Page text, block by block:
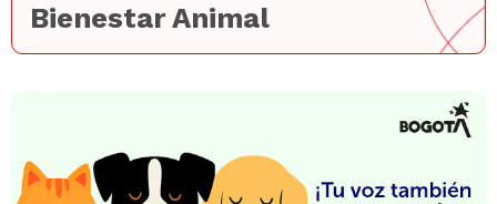
Bienestar Animal